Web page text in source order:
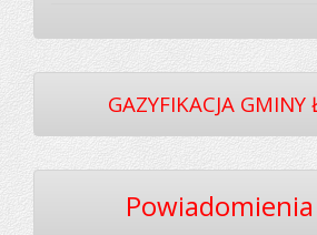
GAZYFIKACJA GMINY
Powiadomienia